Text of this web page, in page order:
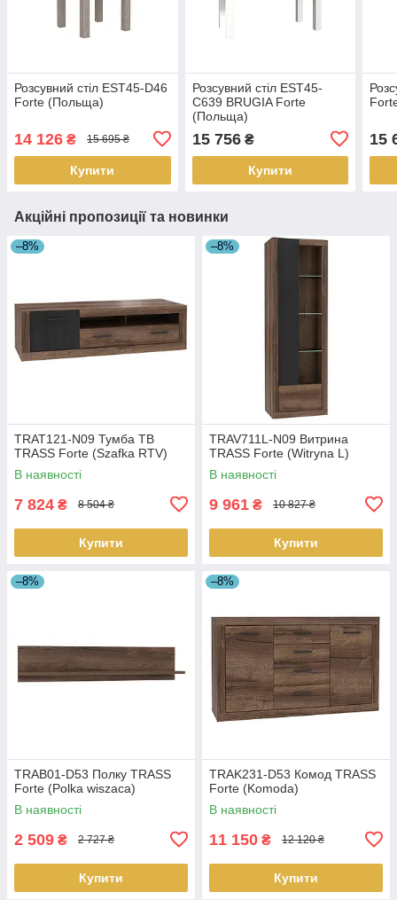
Розсувний стіл EST45-D46
Forte (Польща)
14 126 ₴ 15 695 ₴
Купити
Розсувний стіл EST45-
C639 BRUGIA Forte
(Польща)
15 756₴
Купити
15
Акційні пропозиції та новинки
–8%
TRAT121-N09 Тумба ТВ
TRASS Forte (Szafka RTV)
В наявності
7 824 ₴ 8 504 ₴
Купити
–8%
TRAV711L-N09 Витрина
TRASS Forte (Witryna L)
В наявності
9 961 ₴ 10 827 ₴
Купити
–8%
TRAB01-D53 Полку TRASS
Forte (Polka wiszaca)
В наявності
2 509 ₴ 2 727 ₴
Купити
–8%
TRAK231-D53 Комод TRASS
Forte (Komoda)
В наявності
11 150 ₴ 12 120 ₴
Купити